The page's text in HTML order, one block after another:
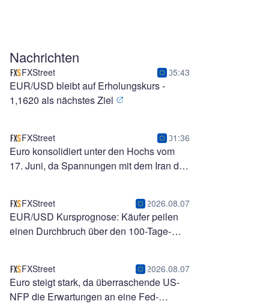
Nachrichten
FXStreet 05:43
EUR/USD bleibt auf Erholungskurs -
1,1620 als nächstes Ziel
FXStreet 01:36
Euro konsolidiert unter den Hochs vom
17. Juni, da Spannungen mit dem Iran den
FXStreet 2026.08.07
EUR/USD Kursprognose: Käufer peilen
einen Durchbruch über den 100-Tage-
FXStreet 2026.08.07
Euro steigt stark, da überraschende US-
NFP die Erwartungen an eine Fed-